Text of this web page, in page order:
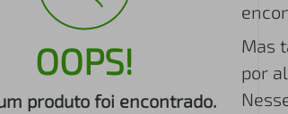
OOPS!
produto foi encontrado.
Mas
por